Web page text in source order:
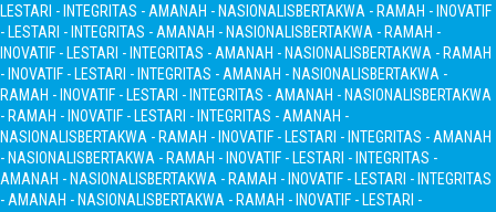
LESTARI - INTEGRITAS - AMANAH - NASIONALISBERTAKWA - RAMAH - INOVATIF
- LESTARI - INTEGRITAS - AMANAH - NASIONALISBERTAKWA - RAMAH -
INOVATIF - LESTARI - INTEGRITAS - AMANAH - NASIONALISBERTAKWA - RAMAH
- INOVATIF - LESTARI - INTEGRITAS - AMANAH - NASIONALISBERTAKWA -
RAMAH - INOVATIF - LESTARI - INTEGRITAS - AMANAH - NASIONALISBERTAKWA
- RAMAH - INOVATIF - LESTARI - INTEGRITAS - AMANAH -
NASIONALISBERTAKWA - RAMAH - INOVATIF - LESTARI - INTEGRITAS - AMANAH
- NASIONALISBERTAKWA - RAMAH - INOVATIF - LESTARI - INTEGRITAS -
AMANAH - NASIONALISBERTAKWA - RAMAH - INOVATIF - LESTARI - INTEGRITAS
- AMANAH - NASIONALISBERTAKWA - RAMAH - INOVATIF - LESTARI -